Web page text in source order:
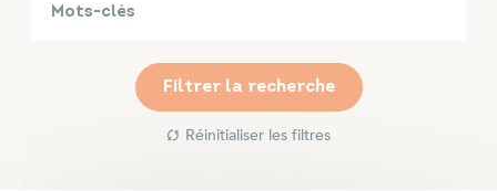
Filtrer la recherche
Réinitialiser les filtres
Annuaires